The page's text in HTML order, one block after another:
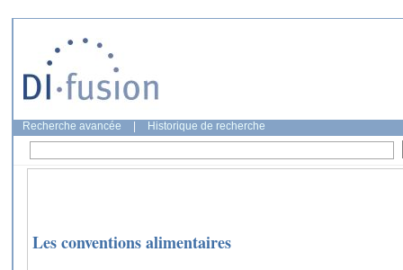
Recherche avancée Historique de recherche
Les conventions alimentaires